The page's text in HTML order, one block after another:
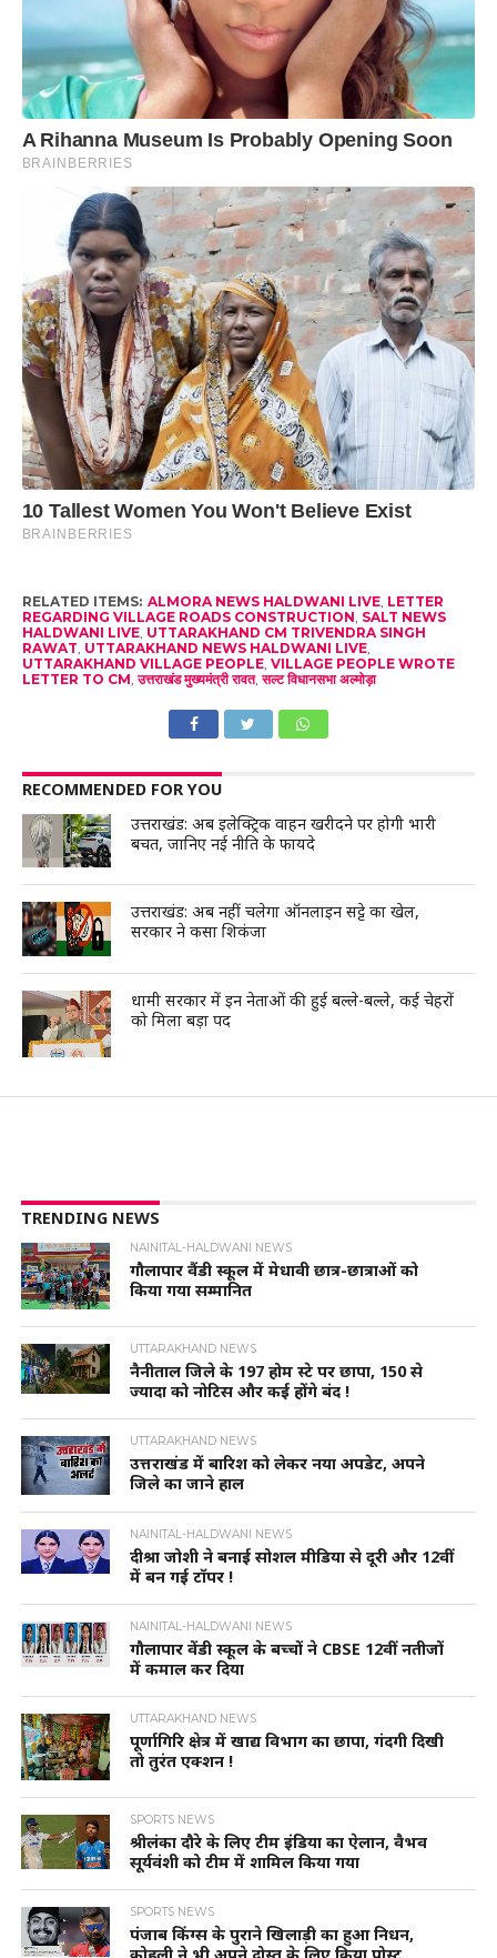
RELATED ITEMS: ALMORA NEWS HALDWANI LIVE, LETTER
REGARDING VILLAGE ROADS CONSTRUCTION SALT NEWS
HALDWANI LIVE, UTTARAKHAND CM TRIVENDRA SINGH
RAWAT UTTARAKHAND NEWS HALDWANI LIVE,
UTTARAKHAND VILLAGE PEOPLE, VILLAGE PEOPLE WROTE
LETTER TO CM ,उत्तराखंड मुख्यमंत्री रावत,सल्ट विधानसभा अल्मोड़ा
RECOMMENDED FOR YOU
उत्तराखंड: अब इलेक्ट्रिक वाहन खरीदने पर होगी भारी
बचत, जानिए नई नीति के फायदे
उत्तराखंड: अब नहीं चलेगा ऑनलाइन सट्टे का खेल,
सरकार ने कसा शिकंजा
धामी सरकार में इन नेताओं की हुई बल्ले-बल्ले, कई चेहरों
को मिला बड़ा पद
TRENDING NEWS
NAINITAL-HALDWANI NEWS
गौलापार वैंडी स्कूल में मेधावी छात्र-छात्राओं को
किया गया सम्मानित
UTTARAKHAND NEWS
नैनीताल जिले के 197 होम स्टे पर छापा, 150 से
ज्यादा को नोटिस और कई होंगे बंद !
UTTARAKHAND NEWS
उत्तराखंड में बारिश को लेकर नया अपडेट, अपने
जिले का जाने हाल
NAINITAL-HALDWANI NEWS
दीश्रा जोशी ने बनाई सोशल मीडिया से दूरी और 12वीं
में बन गई टॉपर !
NAINITAL-HALDWANI NEWS
गौलापार वेंडी स्कूल के बच्चों ने CBSE 12वीं नतीजों
में कमाल कर दिया
UTTARAKHAND NEWS
पूर्णागिरि क्षेत्र में खाद्य विभाग का छापा, गंदगी दिखी
तो तुरंत एक्शन !
SPORTS NEWS
श्रीलंका दौरे के लिए टीम इंडिया का ऐलान, वैभव
सूर्यवंशी को टीम में शामिल किया गया
SPORTS NEWS
पंजाब किंग्स के पुराने खिलाड़ी का हुआ निधन,
कोहली ने भी अपने दोस्त के लिए किया पोस्ट